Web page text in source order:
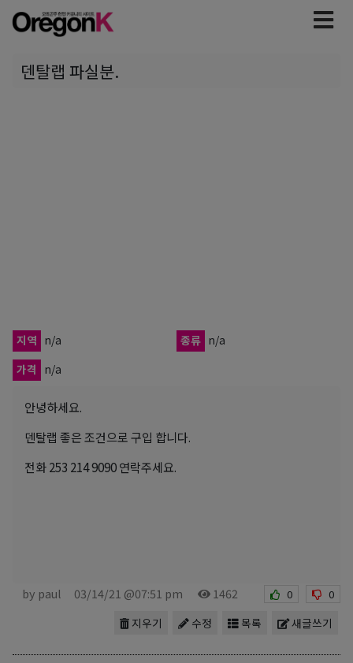
덴탈랩 파실분.
지역 n/a 종류 n/a
가격 n/a
안녕하세요.
덴탈랩 좋은 조건으로 구입 합니다.
전화 253 214 9090 연락주세요.
by paul 03/14/21 @07:51 pm 1462 0 0
새글쓰기
목록
수정
지우기